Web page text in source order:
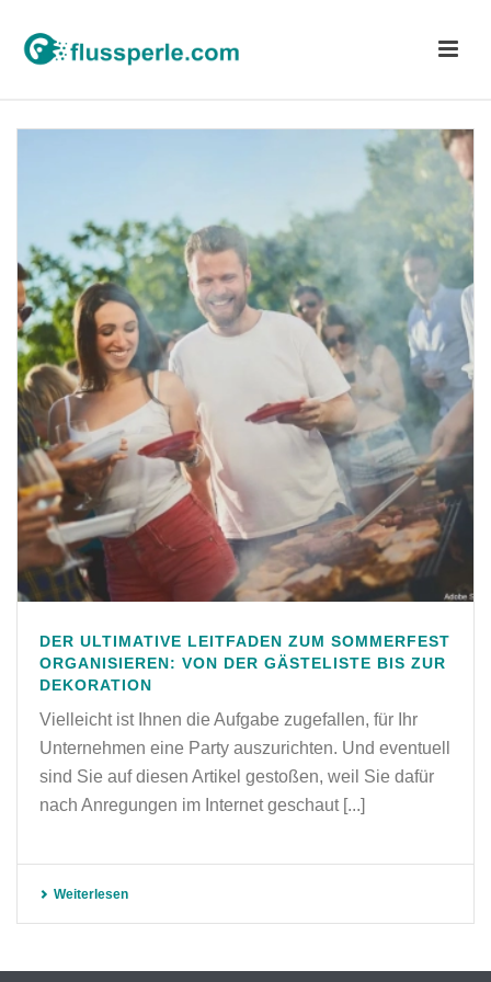
DER ULTIMATIVE LEITFADEN ZUM SOMMERFEST
ORGANISIEREN: VON DER GÄSTELISTE BIS ZUR
DEKORATION
Vielleicht ist Ihnen die Aufgabe zugefallen, für Ihr
Unternehmen eine Party auszurichten. Und eventuell
sind Sie auf diesen Artikel gestoßen, weil Sie dafür
nach Anregungen im Internet geschaut [...]
Weiterlesen